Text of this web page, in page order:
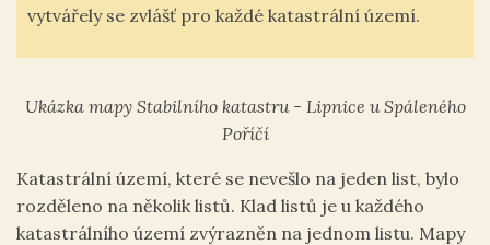
vytvářely se zvlášť pro každé katastrální území.
Ukázka mapy Stabilního katastru - Lipnice u Spáleného
Poříčí
Katastrální území, které se nevešlo na jeden list, bylo
rozděleno na několik listů. Klad listů je u každého
katastrálního území zvýrazněn na jednom listu. Mapy